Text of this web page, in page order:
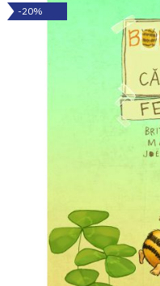
-20%